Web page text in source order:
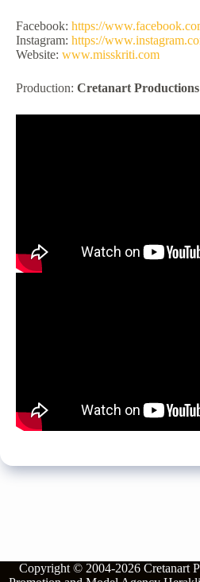
Facebook: https://
Instagram: https://
Website: www.misskriti.com
Production: Cretanart Productions
Copyright © 2004-2026 Cretanart